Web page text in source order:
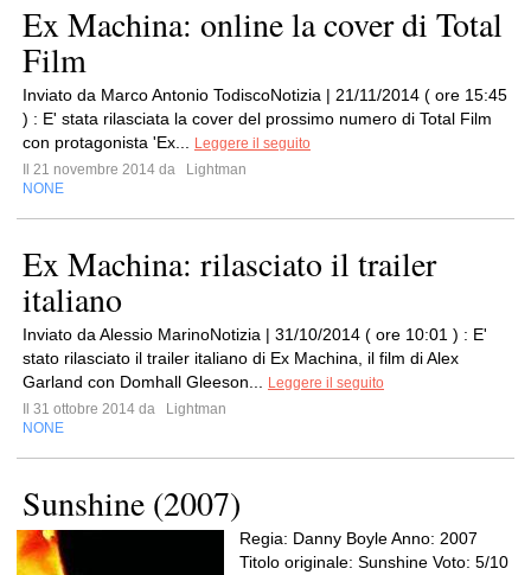
Ex Machina: online la cover di Total
Film
Inviato da Marco Antonio TodiscoNotizia | 21/11/2014 ( ore 15:45
) : E' stata rilasciata la cover del prossimo numero di Total Film
con protagonista 'Ex...
Leggere il seguito
Il 21 novembre 2014 da
Lightman
NONE
Ex Machina: rilasciato il trailer
italiano
Inviato da Alessio MarinoNotizia | 31/10/2014 ( ore 10:01 ) : E'
stato rilasciato il trailer italiano di Ex Machina, il film di Alex
Garland con Domhall Gleeson...
Leggere il seguito
Il 31 ottobre 2014 da
Lightman
NONE
Sunshine (2007)
Regia: Danny Boyle Anno: 2007
Titolo originale: Sunshine Voto: 5/10